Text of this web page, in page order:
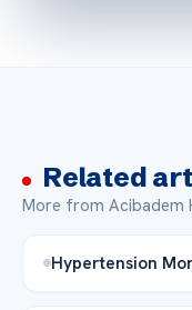
Related
More from Acibadem
Hypertension